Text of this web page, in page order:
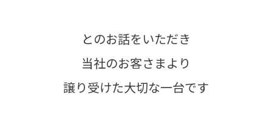
とのお話をいただき
当社のお客さまより
譲り受けた大切な一台です